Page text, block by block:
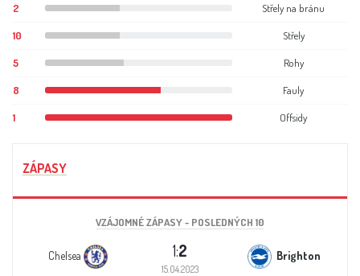
2 Střely na bránu
10 Střely
5 Rohy
8 Fauly
1 Offsidy
ZÁPASY
VZÁJOMNÉ ZÁPASY - POSLEDNÝCH 10
Chelsea 1:2
15.04.2023
Brighton